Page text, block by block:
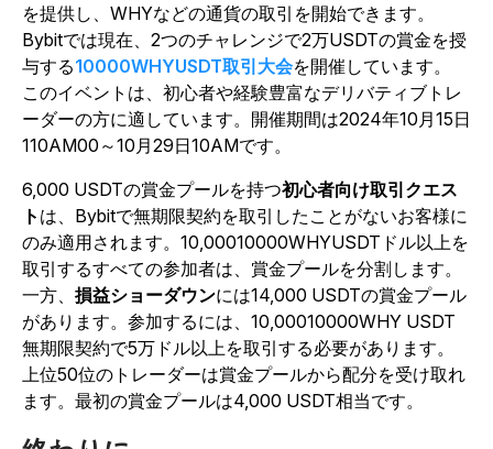
を提供し、WHYなどの通貨の取引を開始できます。
Bybitでは現在、 2つのチャレンジで2万USDTの賞金を授
与する10000WHYUSDT取引大会を開催しています。
このイベントは、初心者や経験豊富なデリバティブトレ
ーダーの方に適しています。開催期間は2024年10月15日
110AM00～10月29日10AMです。
6,000 USDTの賞金プールを持つ初心者向け取引クエス
ト は、Bybitで無期限契約を取引したことがないお客様に
のみ適用されます。 10,00010000WHYUSDTドル以上を
取引するすべての参加者は、賞金プールを分割します。
一方、 損益ショーダウンには14,000 USDTの賞金プール
があります。参加するには、10,00010000WHY USDT
無期限契約で5万ドル以上を取引する必要があります。
上位50位のトレーダーは賞金プールから配分を受け取れ
ます。最初の賞金プールは4,000 USDT相当です。